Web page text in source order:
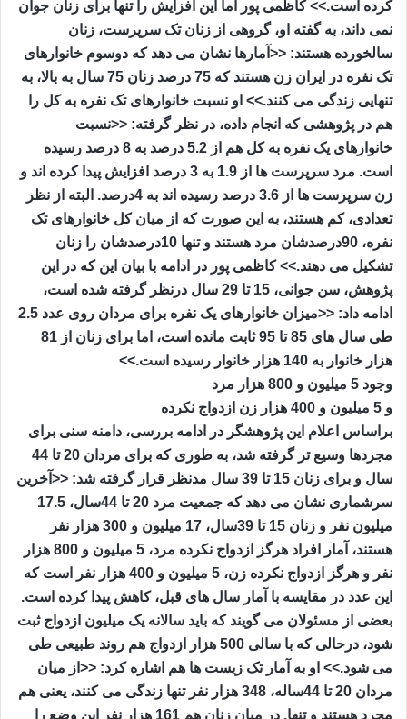
کرده است.>> کاظمی پور اما این افزایش را تنها برای زنان جوان
نمی داند، به گفته او، گروهی از زنان تک سرپرست، زنان
سالخورده هستند: <<آمارها نشان می دهد که دوسوم خانوارهای
تک نفره در ایران زن هستند که 75 درصد زنان 75 سال به بالا، به
تنهایی زندگی می کنند.>> او نسبت خانوارهای تک نفره به کل را
هم در پژوهشی که انجام داده، در نظر گرفته: <<نسبت
خانوارهای یک نفره به کل هم از 5.2 درصد به 8 درصد رسیده
است. مرد سرپرست ها از 1.9 به 3 درصد افزایش پیدا کرده اند و
زن سرپرست ها از 3.6 درصد رسیده اند به 4درصد. البته از نظر
تعدادی، کم هستند، به این صورت که از میان کل خانوارهای تک
نفره، 90درصدشان مرد هستند و تنها 10درصدشان را زنان
تشکیل می دهند.>> کاظمی پور در ادامه با بیان این که در این
پژوهش، سن جوانی، 15 تا 29 سال درنظر گرفته شده است،
ادامه داد: <<میزان خانوارهای یک نفره برای مردان روی عدد 2.5
طی سال های 85 تا 95 ثابت مانده است، اما برای زنان از 81
هزار خانوار به 140 هزار خانوار رسیده است.>>
وجود 5 میلیون و 800 هزار مرد
و 5 میلیون و 400 هزار زن ازدواج نکرده
براساس اعلام این پژوهشگر در ادامه بررسی، دامنه سنی برای
مجردها وسیع تر گرفته شد، به طوری که برای مردان 20 تا 44
سال و برای زنان 15 تا 39 سال مدنظر قرار گرفته شد: <<آخرین
سرشماری نشان می دهد که جمعیت مرد 20 تا 44سال، 17.5
میلیون نفر و زنان 15 تا 39سال، 17 میلیون و 300 هزار نفر
هستند، آمار افراد هرگز ازدواج نکرده مرد، 5 میلیون و 800 هزار
نفر و هرگز ازدواج نکرده زن، 5 میلیون و 400 هزار نفر است که
این عدد در مقایسه با آمار سال های قبل، کاهش پیدا کرده است.
بعضی از مسئولان می گویند که باید سالانه یک میلیون ازدواج ثبت
شود، درحالی که با سالی 500 هزار ازدواج هم روند طبیعی طی
می شود.>> او به آمار تک زیست ها هم اشاره کرد: <<از میان
مردان 20 تا 44ساله، 348 هزار نفر تنها زندگی می کنند، یعنی هم
مجرد هستند و تنها. در میان زنان هم 161 هزار نفر این وضع را